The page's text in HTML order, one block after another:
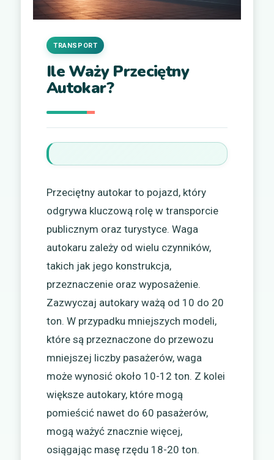
Ile Waży Przeciętny
Autokar?
TRANSPORT
Przeciętny autokar to pojazd, który
odgrywa kluczową rolę w transporcie
publicznym oraz turystyce. Waga
autokaru zależy od wielu czynników,
takich jak jego konstrukcja,
przeznaczenie oraz wyposażenie.
Zazwyczaj autokary ważą od 10 do 20
ton. W przypadku mniejszych modeli,
które są przeznaczone do przewozu
mniejszej liczby pasażerów, waga
może wynosić około 10-12 ton. Z kolei
większe autokary, które mogą
pomieścić nawet do 60 pasażerów,
mogą ważyć znacznie więcej,
osiągając masę rzędu 18-20 ton.